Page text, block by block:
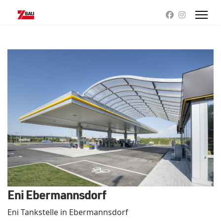
Eni Ebermannsdorf
Eni Tankstelle in Ebermannsdorf